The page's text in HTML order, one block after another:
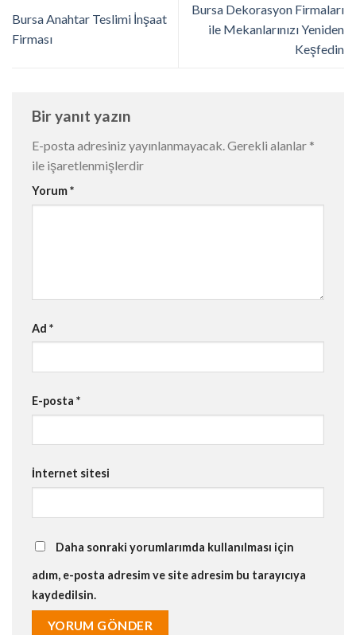
Bursa Anahtar Teslimi İnşaat
Firması
Bursa Dekorasyon Firmaları
ile Mekanlarınızı Yeniden
Keşfedin
Bir yanıt yazın
E-posta adresiniz yayınlanmayacak.Gerekli alanlar *
ile işaretlenmişlerdir
Yorum*
Ad *
E-posta *
İnternet sitesi
Daha sonraki yorumlarımda kullanılması için
adım, e-posta adresim ve site adresim bu tarayıcıya
kaydedilsin.